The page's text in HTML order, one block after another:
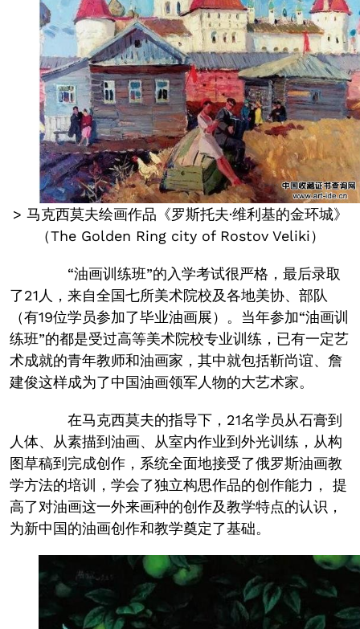
> 马克西莫夫绘画作品《罗斯托夫·维利基的金环城》
（The Golden Ring city of Rostov Veliki）
“油画训练班”的入学考试很严格，最后录取
了21人，来自全国七所美术院校及各地美协、部队
（有19位学员参加了毕业油画展）。当年参加“油画训
练班”的都是受过高等美术院校专业训练，已有一定艺
术成就的青年教师和油画家，其中就包括靳尚谊、詹
建俊这样成为了中国油画领军人物的大艺术家。
在马克西莫夫的指导下，21名学员从石膏到
人体、从素描到油画、从室内作业到外光训练，从构
图草稿到完成创作，系统全面地接受了俄罗斯油画教
学方法的培训，学会了独立构思作品的创作能力， 提
高了对油画这一外来画种的创作及教学特点的认识，
为新中国的油画创作和教学奠定了基础。